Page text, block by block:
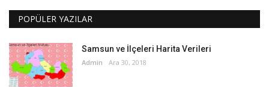
POPÜLER YAZILAR
Samsun ve İlçeleri Harita Verileri
Admin Ara 30, 2018